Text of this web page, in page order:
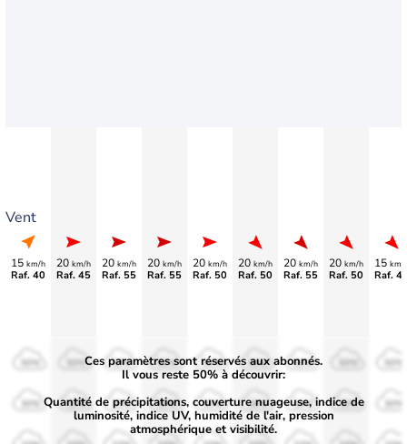
Vent
15 km/h
Raf. 40
20 km/h
Raf. 45
20 km/h
Raf. 55
20 km/h
Raf. 55
20 km/h
Raf. 50
20 km/h
Raf. 50
20 km/h
Raf. 55
20 km/h
Raf. 50
15 km/
Raf.
50%
30%
50%
30%
50%
30%
50%
30%
50%
30%
50%
30%
50%
30% 30% 30%
Ces paramètres sont réservés aux abonnés.
Il vous reste 50% à découvrir:
Quantité de précipitations, couverture nuageuse, indice de
luminosité, indice UV, humidité de l'air, pression
atmosphérique et visibilité.